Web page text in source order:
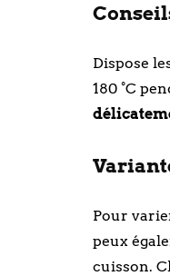
Dispose
180 °C
Pour
peux
cuisson.